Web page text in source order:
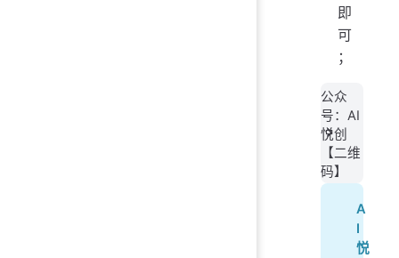
即
可
；
公众
号：AI
悦创
【二维
码】
A
I
悦